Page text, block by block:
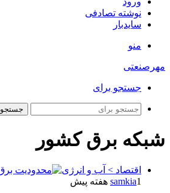
نوشته تصادفی
سایدبار
منو
مهرصنعتی
جستجو برای
شبکه برق کشور
اقتصاد > آب و انرژی
samkia1 هفته پیش